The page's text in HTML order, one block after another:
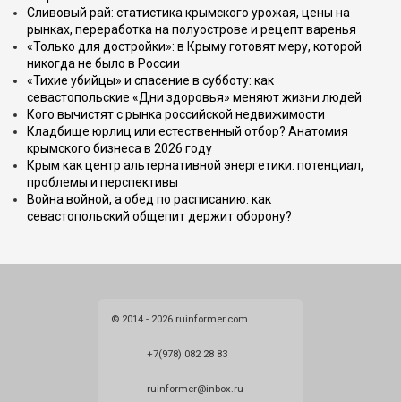
Сливовый рай: статистика крымского урожая, цены на
рынках, переработка на полуострове и рецепт варенья
«Только для достройки»: в Крыму готовят меру, которой
никогда не было в России
«Тихие убийцы» и спасение в субботу: как
севастопольские «Дни здоровья» меняют жизни людей
Кого вычистят с рынка российской недвижимости
Кладбище юрлиц или естественный отбор? Анатомия
крымского бизнеса в 2026 году
Крым как центр альтернативной энергетики: потенциал,
проблемы и перспективы
Война войной, а обед по расписанию: как
севастопольский общепит держит оборону?
© 2014 - 2026 ruinformer.com
+7(978) 082 28 83
ruinformer@inbox.ru